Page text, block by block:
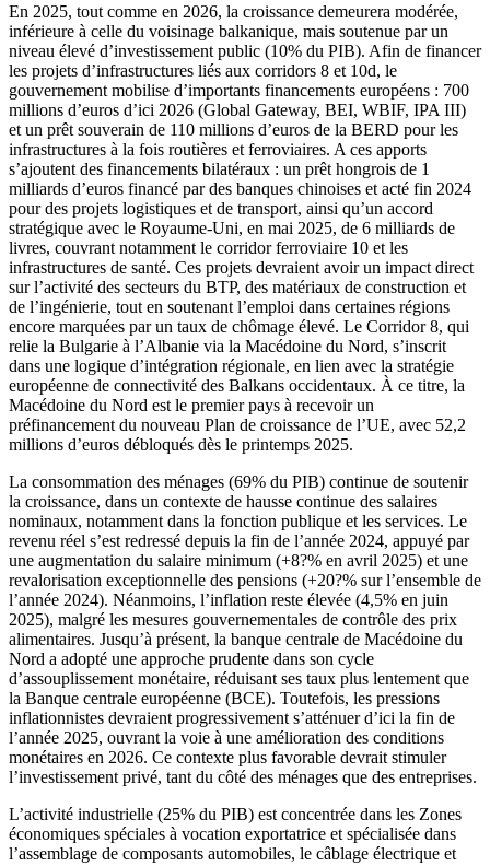
En 2025, tout comme en 2026, la croissance demeurera modérée,
inférieure à celle du voisinage balkanique, mais soutenue par un
niveau élevé d’investissement public (10% du PIB). Afin de financer
les projets d’infrastructures liés aux corridors 8 et 10d, le
gouvernement mobilise d’importants financements européens : 700
millions d’euros d’ici 2026 (Global Gateway, BEI, WBIF, IPA III)
et un prêt souverain de 110 millions d’euros de la BERD pour les
infrastructures à la fois routières et ferroviaires. A ces apports
s’ajoutent des financements bilatéraux : un prêt hongrois de 1
milliards d’euros financé par des banques chinoises et acté fin 2024
pour des projets logistiques et de transport, ainsi qu’un accord
stratégique avec le Royaume-Uni, en mai 2025, de 6 milliards de
livres, couvrant notamment le corridor ferroviaire 10 et les
infrastructures de santé. Ces projets devraient avoir un impact direct
sur l’activité des secteurs du BTP, des matériaux de construction et
de l’ingénierie, tout en soutenant l’emploi dans certaines régions
encore marquées par un taux de chômage élevé. Le Corridor 8, qui
relie la Bulgarie à l’Albanie via la Macédoine du Nord, s’inscrit
dans une logique d’intégration régionale, en lien avec la stratégie
européenne de connectivité des Balkans occidentaux. À ce titre, la
Macédoine du Nord est le premier pays à recevoir un
préfinancement du nouveau Plan de croissance de l’UE, avec 52,2
millions d’euros débloqués dès le printemps 2025.
La consommation des ménages (69% du PIB) continue de soutenir
la croissance, dans un contexte de hausse continue des salaires
nominaux, notamment dans la fonction publique et les services. Le
revenu réel s’est redressé depuis la fin de l’année 2024, appuyé par
une augmentation du salaire minimum (+8?% en avril 2025) et une
revalorisation exceptionnelle des pensions (+20?% sur l’ensemble de
l’année 2024). Néanmoins, l’inflation reste élevée (4,5% en juin
2025), malgré les mesures gouvernementales de contrôle des prix
alimentaires. Jusqu’à présent, la banque centrale de Macédoine du
Nord a adopté une approche prudente dans son cycle
d’assouplissement monétaire, réduisant ses taux plus lentement que
la Banque centrale européenne (BCE). Toutefois, les pressions
inflationnistes devraient progressivement s’atténuer d’ici la fin de
l’année 2025, ouvrant la voie à une amélioration des conditions
monétaires en 2026. Ce contexte plus favorable devrait stimuler
l’investissement privé, tant du côté des ménages que des entreprises.
L’activité industrielle (25% du PIB) est concentrée dans les Zones
économiques spéciales à vocation exportatrice et spécialisée dans
l’assemblage de composants automobiles, le câblage électrique et